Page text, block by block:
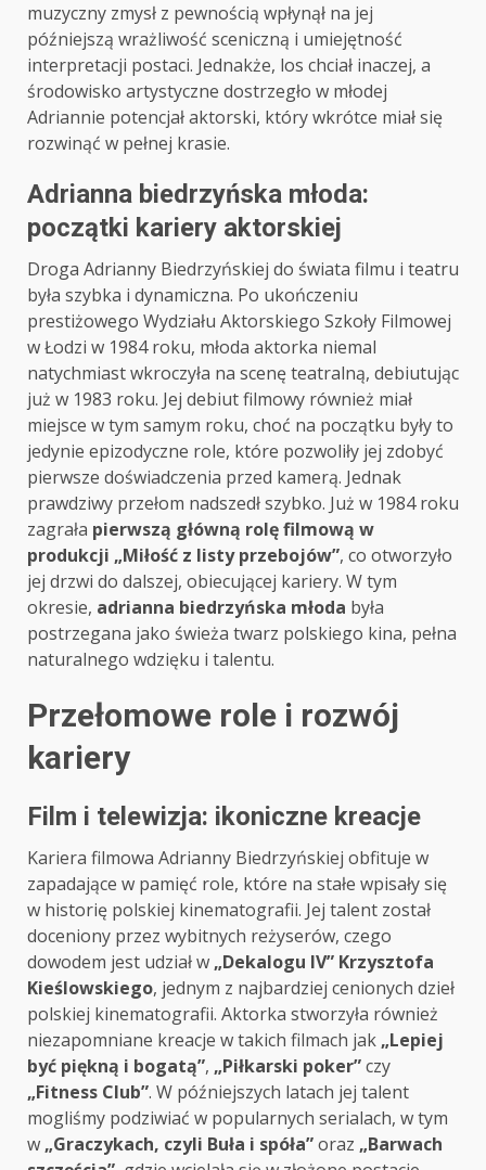
muzyczny zmysł z pewnością wpłynął na jej
późniejszą wrażliwość sceniczną i umiejętność
interpretacji postaci. Jednakże, los chciał inaczej, a
środowisko artystyczne dostrzegło w młodej
Adriannie potencjał aktorski, który wkrótce miał się
rozwinąć w pełnej krasie.
Adrianna biedrzyńska młoda:
początki kariery aktorskiej
Droga Adrianny Biedrzyńskiej do świata filmu i teatru
była szybka i dynamiczna. Po ukończeniu
prestiżowego Wydziału Aktorskiego Szkoły Filmowej
w Łodzi w 1984 roku, młoda aktorka niemal
natychmiast wkroczyła na scenę teatralną, debiutując
już w 1983 roku. Jej debiut filmowy również miał
miejsce w tym samym roku, choć na początku były to
jedynie epizodyczne role, które pozwoliły jej zdobyć
pierwsze doświadczenia przed kamerą. Jednak
prawdziwy przełom nadszedł szybko. Już w 1984 roku
zagrała pierwszą główną rolę filmową w
produkcji „Miłość z listy przebojów”, co otworzyło
jej drzwi do dalszej, obiecującej kariery. W tym
okresie, adrianna biedrzyńska młoda była
postrzegana jako świeża twarz polskiego kina, pełna
naturalnego wdzięku i talentu.
Przełomowe role i rozwój
kariery
Film i telewizja: ikoniczne kreacje
Kariera filmowa Adrianny Biedrzyńskiej obfituje w
zapadające w pamięć role, które na stałe wpisały się
w historię polskiej kinematografii. Jej talent został
doceniony przez wybitnych reżyserów, czego
dowodem jest udział w „Dekalogu IV” Krzysztofa
Kieślowskiego, jednym z najbardziej cenionych dzieł
polskiej kinematografii. Aktorka stworzyła również
niezapomniane kreacje w takich filmach jak „Lepiej
być piękną i bogatą”, „Piłkarski poker”czy
„Fitness Club”. W późniejszych latach jej talent
mogliśmy podziwiać w popularnych serialach, w tym
w „Graczykach, czyli Buła i spóła”oraz „Barwach